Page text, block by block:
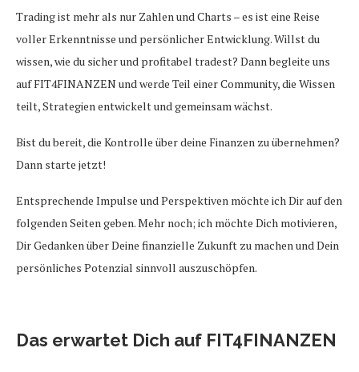
Trading ist mehr als nur Zahlen und Charts – es ist eine Reise
voller Erkenntnisse und persönlicher Entwicklung. Willst du
wissen, wie du sicher und profitabel tradest? Dann begleite uns
auf FIT4FINANZEN und werde Teil einer Community, die Wissen
teilt, Strategien entwickelt und gemeinsam wächst.
Bist du bereit, die Kontrolle über deine Finanzen zu übernehmen?
Dann starte jetzt!
Entsprechende Impulse und Perspektiven möchte ich Dir auf den
folgenden Seiten geben. Mehr noch; ich möchte Dich motivieren,
Dir Gedanken über Deine finanzielle Zukunft zu machen und Dein
persönliches Potenzial sinnvoll auszuschöpfen.
Das erwartet Dich auf FIT4FINANZEN